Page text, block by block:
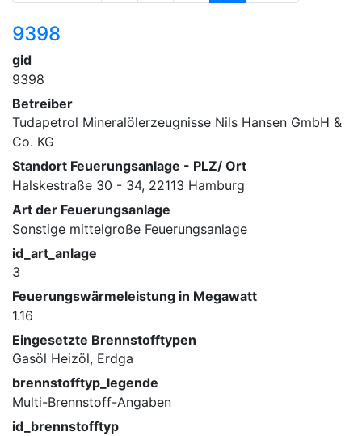
9398
gid
9398
Betreiber
Tudapetrol Mineralölerzeugnisse Nils Hansen GmbH &
Co. KG
Standort Feuerungsanlage - PLZ/ Ort
Halskestraße 30 - 34, 22113 Hamburg
Art der Feuerungsanlage
Sonstige mittelgroße Feuerungsanlage
id_art_anlage
3
Feuerungswärmeleistung in Megawatt
1.16
Eingesetzte Brennstofftypen
Gasöl Heizöl, Erdga
brennstofftyp_legende
Multi-Brennstoff-Angaben
id_brennstofftyp